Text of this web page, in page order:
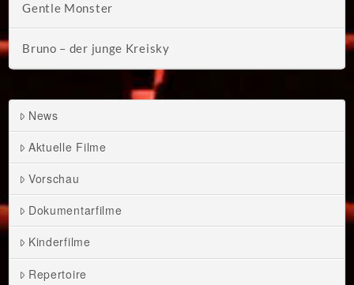
Gentle Monster
Bruno – der junge Kreisky
News
Aktuelle Filme
Vorschau
Dokumentarfilme
Kinderfilme
Repertoire